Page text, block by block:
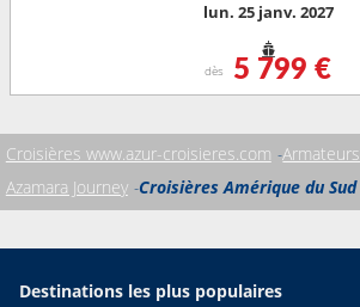
lun. 25 janv. 2027
dès 5 799 €
Croisières www.azur-croisieres.com Armateurs
Azamara Journey Croisières Amérique du Sud
Destinations les plus populaires